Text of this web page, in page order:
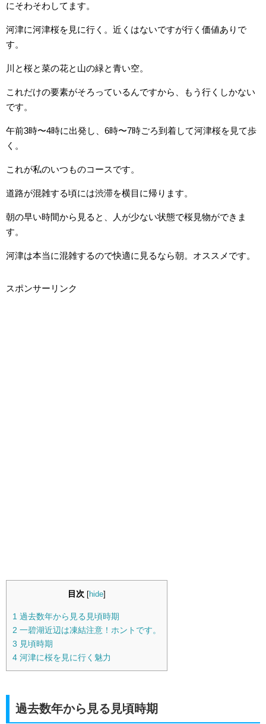
にそわそわしてます。
河津に河津桜を見に行く。近くはないですが行く価値ありで
す。
川と桜と菜の花と山の緑と青い空。
これだけの要素がそろっているんですから、もう行くしかない
です。
午前3時〜4時に出発し、6時〜7時ごろ到着して河津桜を見て歩
く。
これが私のいつものコースです。
道路が混雑する頃には渋滞を横目に帰ります。
朝の早い時間から見ると、人が少ない状態で桜見物ができま
す。
河津は本当に混雑するので快適に見るなら朝。オススメです。
スポンサーリンク
目次 [hide]
1 過去数年から見る見頃時期
2 一碧湖近辺は凍結注意！ホントです。
3 見頃時期
4 河津に桜を見に行く魅力
過去数年から見る見頃時期